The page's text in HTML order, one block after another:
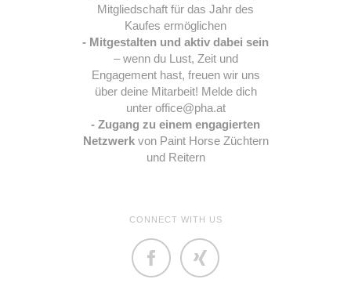
Mitgliedschaft für das Jahr des
Kaufes ermöglichen
- Mitgestalten und aktiv dabei sein
– wenn du Lust, Zeit und
Engagement hast, freuen wir uns
über deine Mitarbeit! Melde dich
unter office@pha.at
- Zugang zu einem engagierten
Netzwerkvon Paint Horse Züchtern
und Reitern
CONNECT WITH US